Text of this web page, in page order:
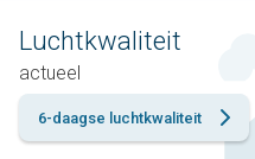
Luchtkwaliteit
actueel
6-daagse luchtkwaliteit